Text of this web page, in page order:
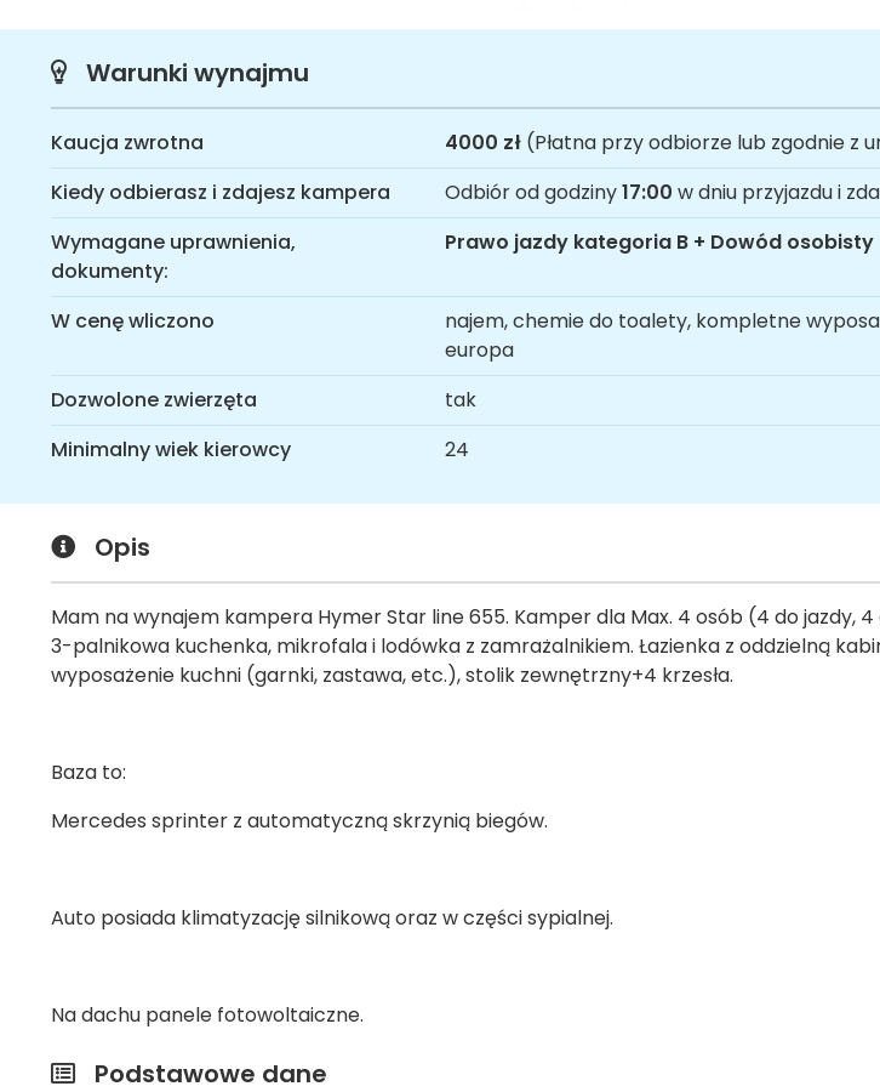
Warunki wynajmu
Kaucja zwrotna 4000 zł (Płatna przy odbiorze lub zgodnie z
Kiedy odbierasz i zdajesz kampera
Odbiór od godziny17:00 w dniu przyjazdu i
Wymagane uprawnienia,
dokumenty:
Prawo jazdy kategoria B + Dowód osobisty
W cenę wliczono
najem, chemie do toalety, kompletne
europa
Dozwolone zwierzęta
tak
Minimalny wiek kierowcy
24
Opis
Mam na wynajem kampera Hymer Star line 655. Kamper dla Max. 4 osób (4 do jazdy,
3-palnikowa kuchenka, mikrofala i lodówka z zamrażalnikiem. Łazienka z oddzielną
wyposażenie kuchni (garnki, zastawa, etc.), stolik zewnętrzny+4 krzesła.
Baza to:
Mercedes sprinter z automatyczną skrzynią biegów.
Auto posiada klimatyzację silnikową oraz w części sypialnej.
Na dachu panele fotowoltaiczne.
Podstawowe dane